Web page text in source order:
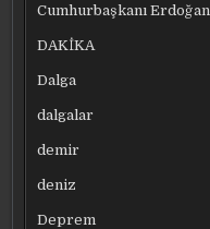
Cumhurbaşkanı Erdoğan
DAKİKA
Dalga
dalgalar
demir
deniz
Deprem